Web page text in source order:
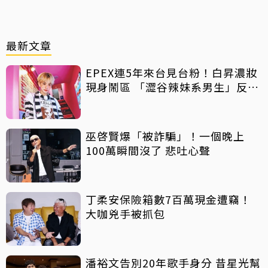
最新文章
EPEX連5年來台見台粉！白昇濃妝
現身鬧區 「澀谷辣妹系男生」反差
巫啓賢爆「被詐騙」！一個晚上
100萬瞬間沒了 悲吐心聲
丁柔安保險箱數7百萬現金遭竊！
大咖兇手被抓包
潘裕文告別20年歌手身分 昔星光幫